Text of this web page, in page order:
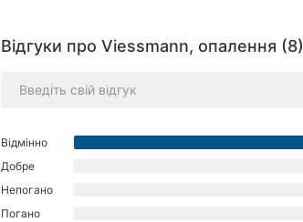
Відгуки про Viessmann, опалення (8)
Відмінно
Добре
Непогано
Погано